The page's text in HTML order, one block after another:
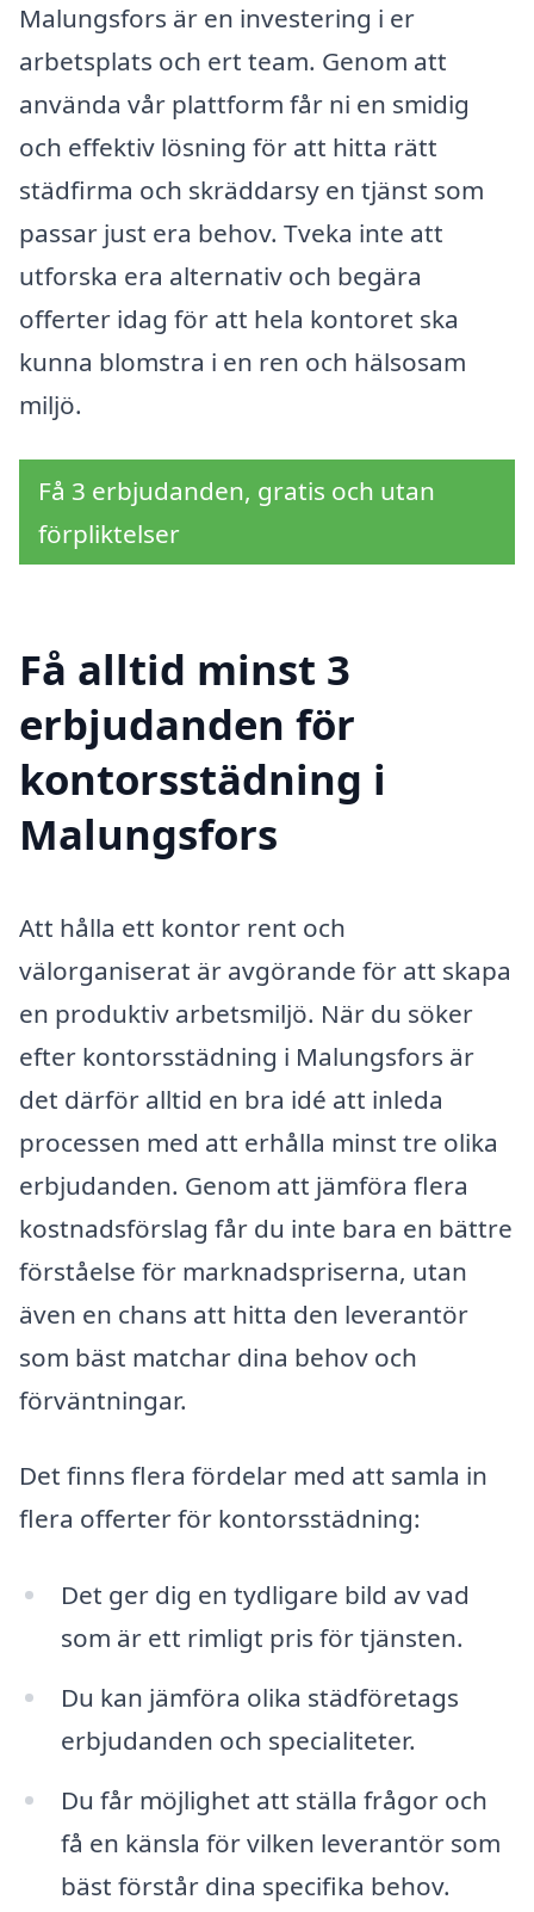
Malungsfors är en investering i er
arbetsplats och ert team. Genom att
använda vår plattform får ni en smidig
och effektiv lösning för att hitta rätt
städfirma och skräddarsy en tjänst som
passar just era behov. Tveka inte att
utforska era alternativ och begära
offerter idag för att hela kontoret ska
kunna blomstra i en ren och hälsosam
miljö.
Få 3 erbjudanden, gratis och utan
förpliktelser
Få alltid minst 3
erbjudanden för
kontorsstädning i
Malungsfors
Att hålla ett kontor rent och
välorganiserat är avgörande för att skapa
en produktiv arbetsmiljö. När du söker
efter kontorsstädning i Malungsfors är
det därför alltid en bra idé att inleda
processen med att erhålla minst tre olika
erbjudanden. Genom att jämföra flera
kostnadsförslag får du inte bara en bättre
förståelse för marknadspriserna, utan
även en chans att hitta den leverantör
som bäst matchar dina behov och
förväntningar.
Det finns flera fördelar med att samla in
flera offerter för kontorsstädning:
Det ger dig en tydligare bild av vad
som är ett rimligt pris för tjänsten.
Du kan jämföra olika städföretags
erbjudanden och specialiteter.
Du får möjlighet att ställa frågor och
få en känsla för vilken leverantör som
bäst förstår dina specifika behov.